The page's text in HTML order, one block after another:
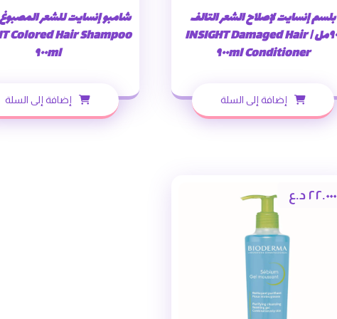
بلسم إنسايت لإصلاح الشعر التالف
٩٠٠مل | INSIGHT Damaged Hair
Conditioner ٩٠٠ml
إضافة إلى السلة
Colored Hair Shampoo
٩٠٠ml
إضافة إلى السلة
٢٢.٠٠٠ د.ع